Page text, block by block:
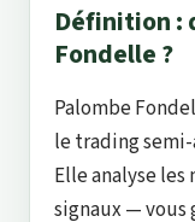
Définition :
Fondelle ?
Palombe
le trading
Elle analyse
signaux —